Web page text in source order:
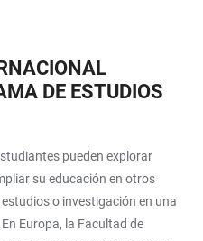
DE ESTUDIOS
pueden explorar
su educación en otros
o investigación en una
Europa, la Facultad de